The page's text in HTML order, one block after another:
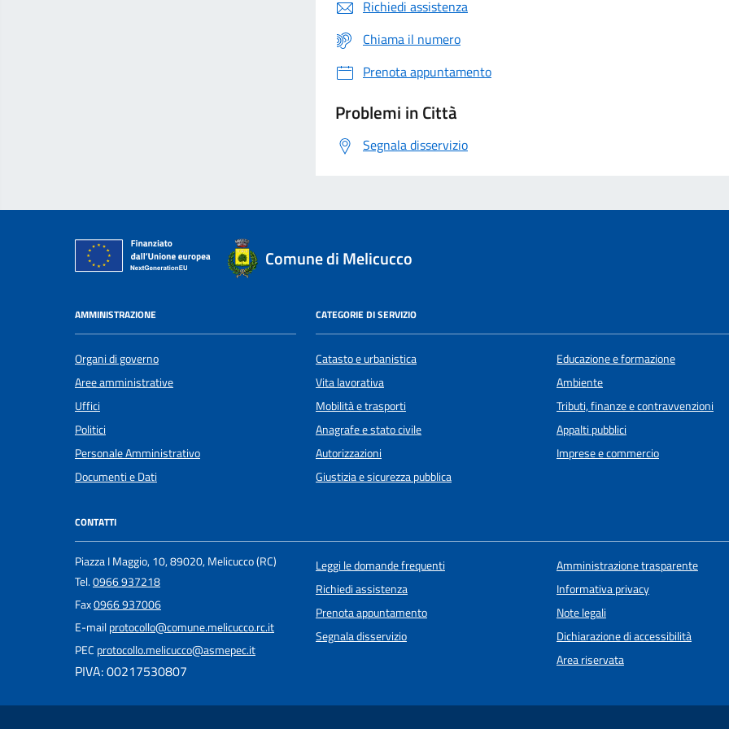
Richiedi assistenza
Chiama il numero
Prenota appuntamento
Problemi in Città
Segnala disservizio
Comune di Melicucco
AMMINISTRAZIONE
Organi di governo
Aree amministrative
Uffici
Politici
Personale Amministrativo
Documenti e Dati
CATEGORIE DI SERVIZIO
Catasto e urbanistica
Vita lavorativa
Mobilità e trasporti
Anagrafe e stato civile
Autorizzazioni
Giustizia e sicurezza pubblica
Educazione e formazione
Ambiente
Tributi, finanze e contravvenzioni
Appalti pubblici
Imprese e commercio
CONTATTI
Piazza I Maggio, 10, 89020, Melicucco (RC)
Tel.0966 937218
Fax0966 937006
E-mailprotocollo@comune.melicucco.rc.it
PEC protocollo.melicucco@asmepec.it
PIVA: 00217530807
Leggi le domande frequenti
Richiedi assistenza
Prenota appuntamento
Segnala disservizio
Amministrazione trasparente
Informativa privacy
Note legali
Dichiarazione di accessibilità
Area riservata